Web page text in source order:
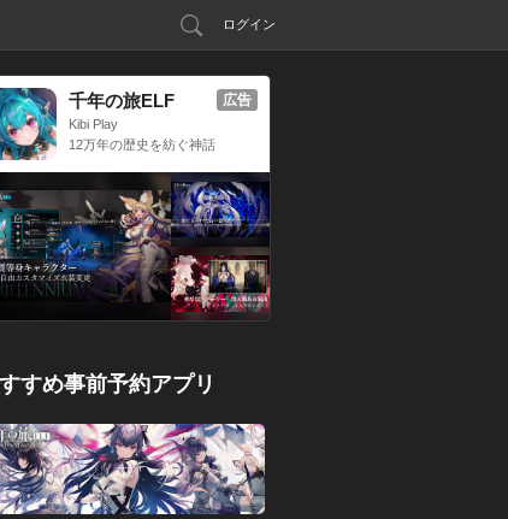
ログイン
千年の旅ELF
Kibi Play
12万年の歴史を紡ぐ神話
広告
すめ事前予約アプリ